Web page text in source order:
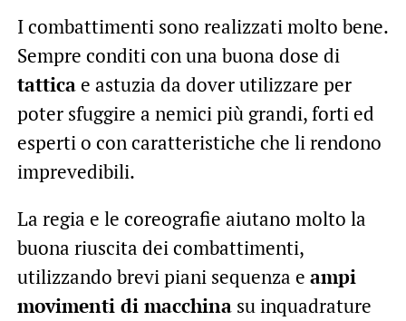
I combattimenti sono realizzati molto bene.
Sempre conditi con una buona dose di
tatticae astuzia da dover utilizzare per
poter sfuggire a nemici più grandi, forti ed
esperti o con caratteristiche che li rendono
imprevedibili.
La regia e le coreografie aiutano molto la
buona riuscita dei combattimenti,
utilizzando brevi piani sequenza e ampi
movimenti di macchinasu inquadrature